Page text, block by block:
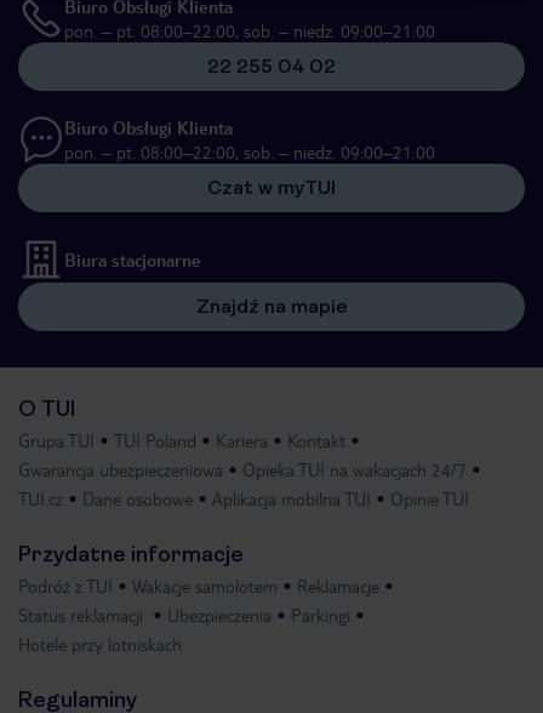
Biuro Obsługi Klienta
pon. – pt. 08:00–22:00, sob. – niedz. 09:00–21:00
22 255 04 02
Biuro Obsługi Klienta
pon. – pt. 08:00–22:00, sob. – niedz. 09:00–21:00
Czat w myTUI
Biura stacjonarne
Znajdź na mapie
O TUI
Grupa TUI TUI Poland Kariera
Kontakt
Gwarancja ubezpieczeniowa
Opieka TUI na wakacjach 24/7
TUI.cz
Dane osobowe Aplikacja mobilna TUI Opinie TUI
Przydatne informacje
Podróż z TUI Wakacje samolotem
Reklamacje
Status reklamacji
Ubezpieczenia
Parkingi
Hotele przy lotniskach
Regulaminy